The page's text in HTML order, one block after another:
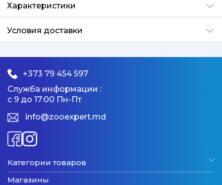
Характеристики
Условия доставки
+373 79 454 597
Служба информации :
с 9 до 17:00 Пн-Пт
info@zooexpert.md
Категории товаров
Магазины